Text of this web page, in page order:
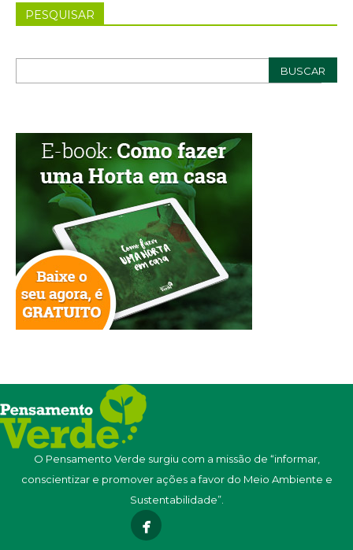
PESQUISAR
O Pensamento Verde surgiu com a missão de “informar,
conscientizar e promover ações a favor do Meio Ambiente e
Sustentabilidade”.